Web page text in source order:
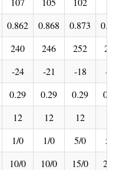
0.862 0.868 0.873
240 246 252
-24 -21 -18
-
0.29 0.29 0.29
12 12 12
1/0 1/0 5/0
5/
10/0 10/0 15/0